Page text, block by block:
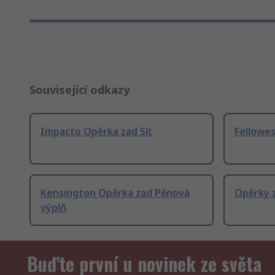
Související odkazy
Impacto Opěrka zad Síť
Kensington Opěrka zad Pěnová
výplň
Opěrky
Buďte první u novinek ze světa